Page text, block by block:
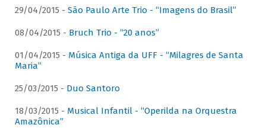
29/04/2015 - São Paulo Arte Trio - “Imagens do Brasil”
08/04/2015 - Bruch Trio - “20 anos”
01/04/2015 - Música Antiga da UFF - “Milagres de Santa
Maria”
25/03/2015 - Duo Santoro
18/03/2015 - Musical Infantil - “Operilda na Orquestra
Amazônica”